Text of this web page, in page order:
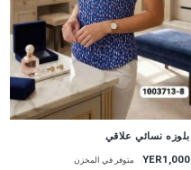
جديد
بلوزه نسائي علاقي
YER1,000 متوفر في المخزن